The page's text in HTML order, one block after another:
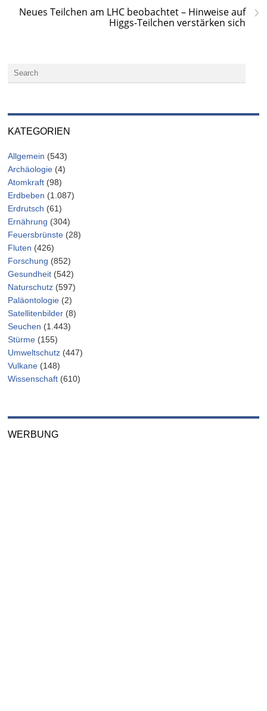
›
Neues Teilchen am LHC beobachtet – Hinweise auf
Higgs-Teilchen verstärken sich
KATEGORIEN
Allgemein (543)
Archäologie (4)
Atomkraft (98)
Erdbeben (1.087)
Erdrutsch (61)
Ernährung (304)
Feuersbrünste (28)
Fluten (426)
Forschung (852)
Gesundheit (542)
Naturschutz (597)
Paläontologie (2)
Satellitenbilder (8)
Seuchen (1.443)
Stürme (155)
Umweltschutz (447)
Vulkane (148)
Wissenschaft (610)
WERBUNG